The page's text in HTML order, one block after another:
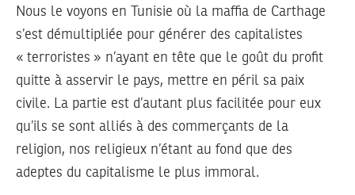
Nous le voyons en Tunisie où la maffia de Carthage
s’est démultipliée pour générer des capitalistes
« terroristes » n’ayant en tête que le goût du profit
quitte à asservir le pays, mettre en péril sa paix
civile. La partie est d’autant plus facilitée pour eux
qu’ils se sont alliés à des commerçants de la
religion, nos religieux n’étant au fond que des
adeptes du capitalisme le plus immoral.